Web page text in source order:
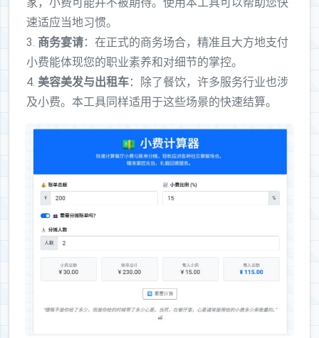
速适应当地习惯。
3. 商务宴请：在正式的商务场合，精准且大方地支付
小费能体现您的职业素养和对细节的掌控。
4. 美容美发与出租车：除了餐饮，许多服务行业也涉
及小费。本工具同样适用于这些场景的快速结算。